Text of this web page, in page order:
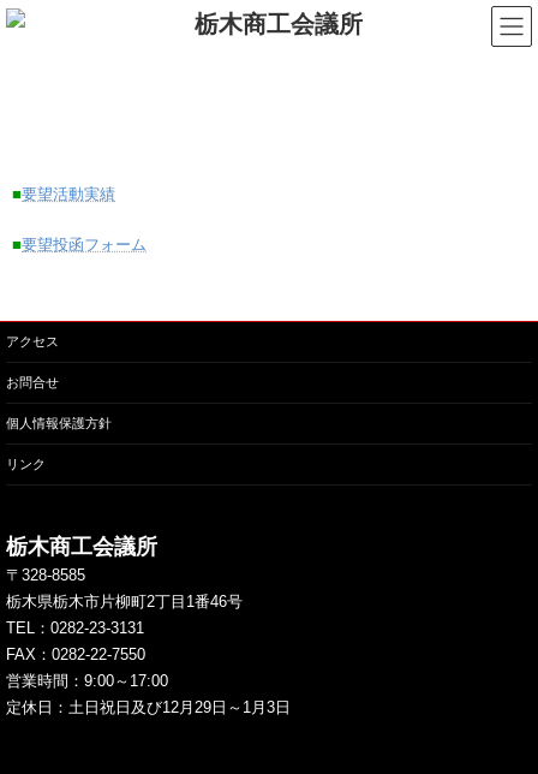
コ
ン
プ
ナ
ビ
動
■要望活動実績
■要望投函フォーム
アクセス
お問合せ
個人情報保護方針
リンク
栃木商工会議所
〒328-8585
栃木県栃木市片柳町2丁目1番46号
TEL： 0282-23-3131
FAX：0282-22-7550
営業時間：9:00～17:00
定休日：土日祝日及び12月29日～1月3日